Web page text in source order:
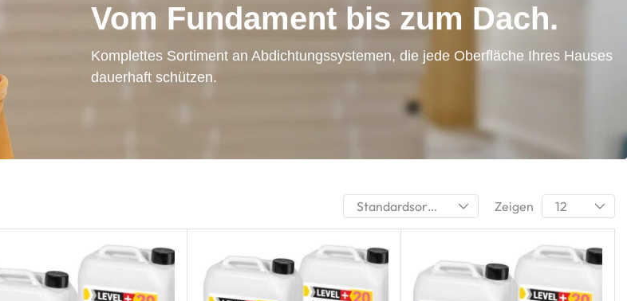
Vom Fundament bis zum Dach.
Komplettes Sortiment an Abdichtungssystemen, die jede Oberfläche Ihres Hauses
dauerhaft schützen.
Zeigen